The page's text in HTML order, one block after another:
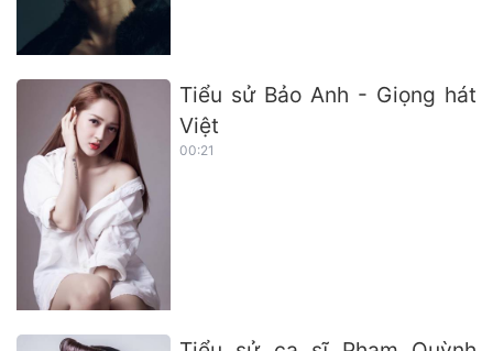
Tiểu sử Bảo Anh - Giọng hát
Việt
00:21